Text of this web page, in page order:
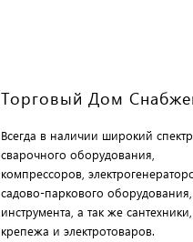
Торговый Дом
Всегда в наличии широкий спектр
сварочного оборудования,
компрессоров,
садово-паркового оборудования,
инструмента, а так же сантехники,
крепежа и электротоваров.